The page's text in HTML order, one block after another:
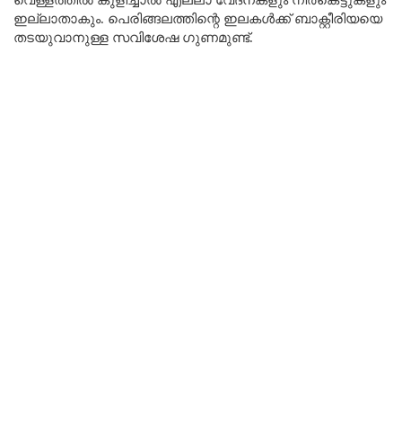
ഇല്ലാതാകും. പെരിങ്ങലത്തിന്റെ ഇലകൾക്ക് ബാക്റ്റീരിയയെ
തടയുവാനുള്ള സവിശേഷ ഗുണമുണ്ട്.